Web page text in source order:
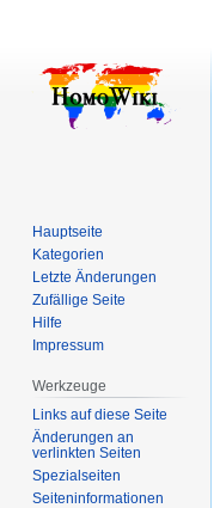
Hauptseite
Kategorien
Letzte Änderungen
Zufällige Seite
Hilfe
Impressum
Werkzeuge
Links auf diese Seite
Änderungen an
verlinkten Seiten
Spezialseiten
Seiten­­informationen